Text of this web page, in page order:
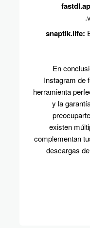
snaptik.life:
En
Instagram de
herramienta
y la
existen
complementan
descargas